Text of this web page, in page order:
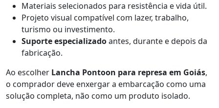
Materiais selecionados para resistência e vida útil.
Projeto visual compatível com lazer, trabalho,
turismo ou investimento.
Suporte especializadoantes, durante e depois da
fabricação.
Ao escolher Lancha Pontoon para represa em Goiás,
o comprador deve enxergar a embarcação como uma
solução completa, não como um produto isolado.